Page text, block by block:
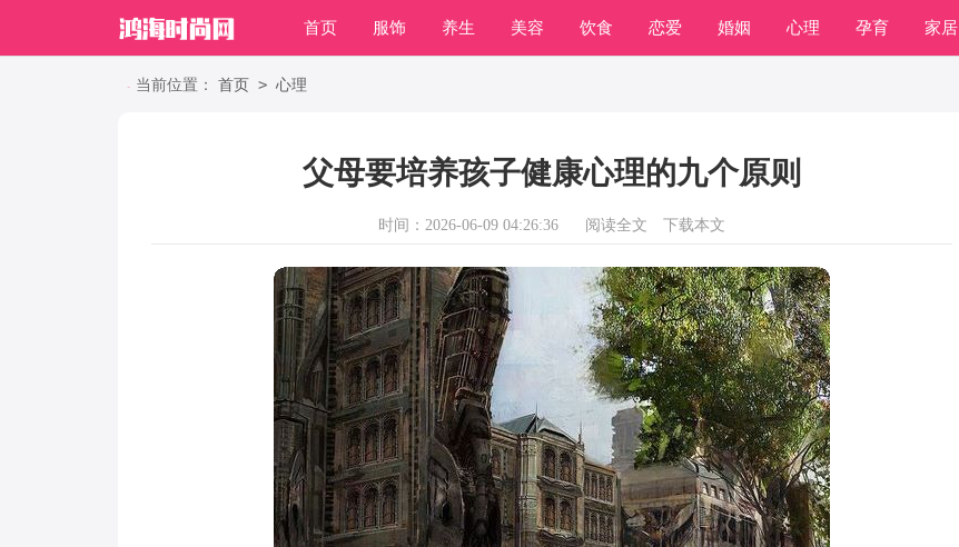
首页 服饰 养生 美容 饮食 恋爱 婚姻 心理 孕育 家居
职场
当前位置： 首页 > 心理
父母要培养孩子健康心理的九个原则
时间：2026-06-09 04:26:36 阅读全文 下载本文